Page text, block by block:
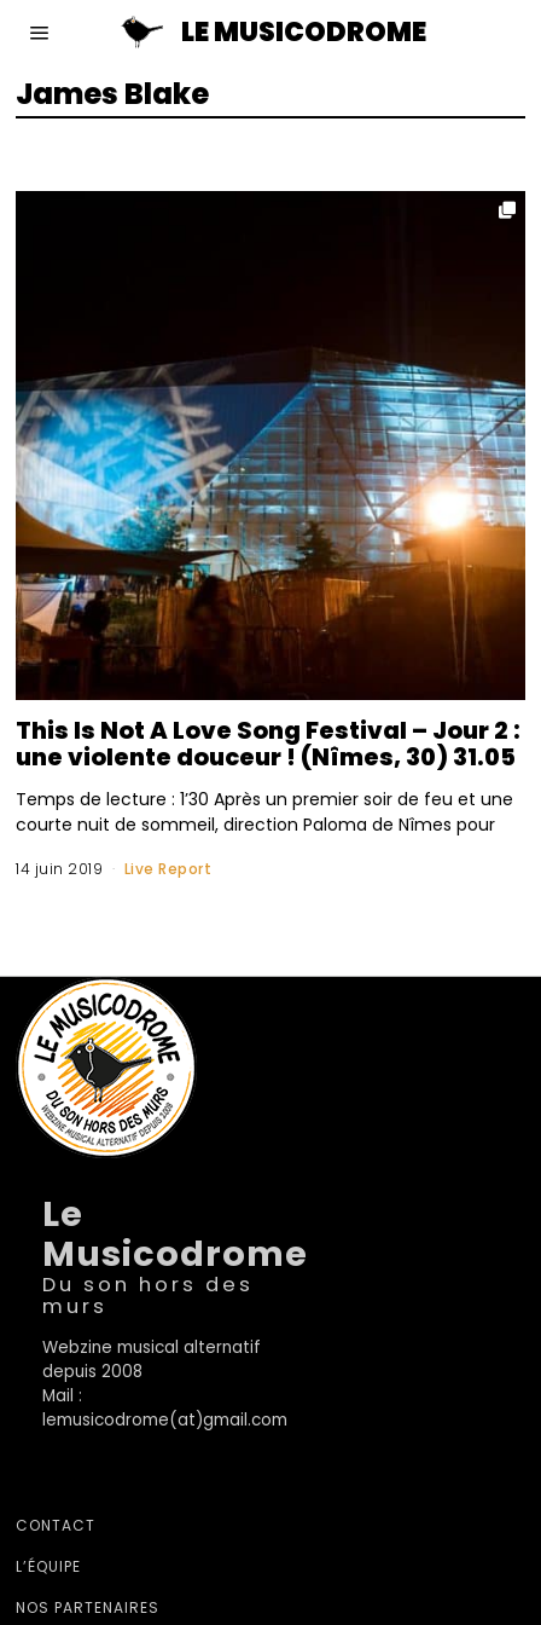
LE MUSICODROME
James Blake
This Is Not A Love Song Festival – Jour 2 :
une violente douceur ! (Nîmes, 30) 31.05
Temps de lecture : 1’30 Après un premier soir de feu et une
courte nuit de sommeil, direction Paloma de Nîmes pour
14 juin 2019 Live Report
Le
Musicodrome
Du son hors des
murs
Webzine musical alternatif
depuis 2008
Mail :
lemusicodrome(at)gmail.com
CONTACT
L’ÉQUIPE
NOS PARTENAIRES